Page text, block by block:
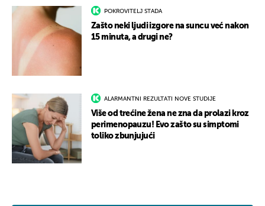
POKROVITELJ STADA
Zašto neki ljudi izgore na suncu već nakon
15 minuta, a drugi ne?
ALARMANTNI REZULTATI NOVE STUDIJE
Više od trećine žena ne zna da prolazi kroz
perimenopauzu! Evo zašto su simptomi
toliko zbunjujući